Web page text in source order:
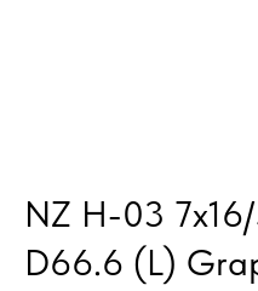
NZ H-03
D66.6 (L)